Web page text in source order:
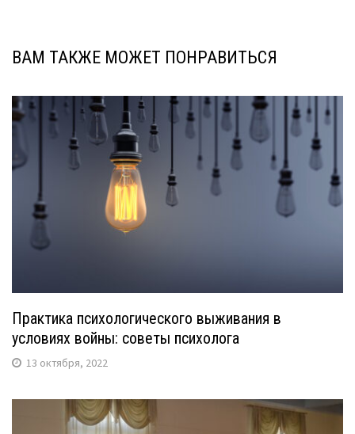
ВАМ ТАКЖЕ МОЖЕТ ПОНРАВИТЬСЯ
Практика психологического выживания в
условиях войны: советы психолога
13 октября, 2022